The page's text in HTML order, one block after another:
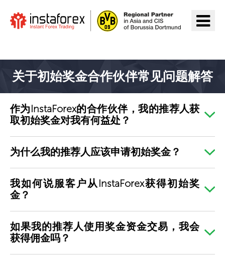
关于初始奖金合作伙伴常见问题解答
作为InstaForex的合作伙伴，我的推荐人获
取初始奖金对我有何益处？
为什么我的推荐人应该申请初始奖金？
我如何说服客户从InstaForex获得初始奖
金？
如果我的推荐人使用奖金资金交易，我会
获得佣金吗？